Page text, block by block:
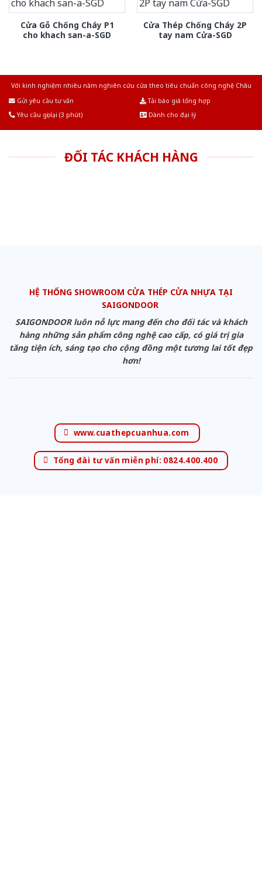
Cửa Gỗ Chống Cháy P1
cho khach san-a-SGD
Cửa Thép Chống Cháy 2P
tay nam Cửa-SGD
Với kinh nghiệm nhiêu năm nghiên cứu cửa theo tiêu chuẩn công nghệ Châu
Gửi yêu cầu tư vấn
Tải báo giá tổng hợp
Yêu cầu gọi lại (3 phút)
Dành cho đại lý
ĐỐI TÁC KHÁCH HÀNG
HỆ THỐNG SHOWROOM CỬA THÉP CỬA NHỰA TẠI
SAIGONDOOR
SAIGONDOOR luôn nỗ lực mang đến cho đối tác và khách
hàng những sản phẩm công nghệ cao cấp, có giá trị gia
tăng tiện ích, sáng tạo cho cộng đồng một tương lai tốt đẹp
hơn!
www.cuathepcuanhua.com
Tổng đài tư vấn miễn phí: 0824.400.400